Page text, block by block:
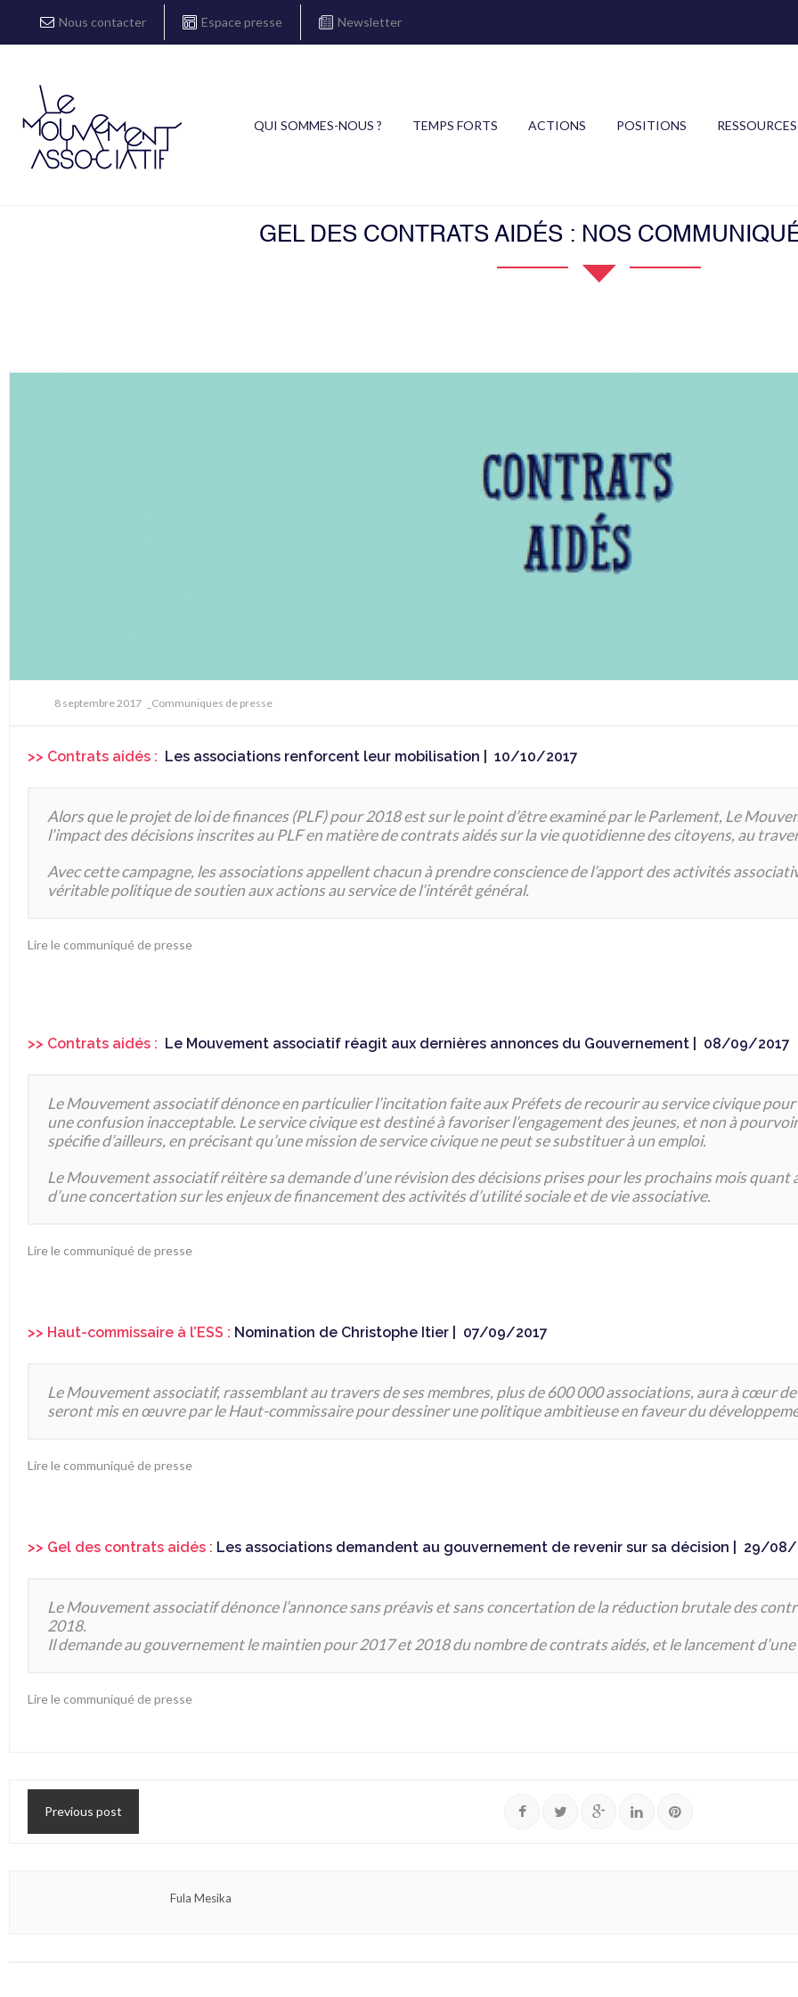
Nous contacter Espace presse Newsletter
QUI SOMMES-NOUS ? TEMPS FORTS ACTIONS POSITIONS RESSOURCES
GEL DES CONTRATS AIDÉS : NOS
8 septembre 2017 _Communiques de presse
>> Contrats aidés : Les associations renforcent leur mobilisation | 10/10/2017
Alors que le projet de loi de finances (PLF) pour 2018 est sur le point d’être examiné par le Parlement, Le
l’impact des décisions inscrites au PLF en matière de contrats aidés sur la vie quotidienne des citoyens, au
Avec cette campagne, les associations appellent chacun à prendre conscience de l’apport des activités
véritable politique de soutien aux actions au service de l’intérêt général.
Lire le communiqué de presse
>> Contrats aidés : Le Mouvement associatif réagit aux dernières annonces du Gouvernement | 08/09/2017
Le Mouvement associatif dénonce en particulier l’incitation faite aux Préfets de recourir au service civique
une confusion inacceptable. Le service civique est destiné à favoriser l’engagement des jeunes, et non à
spécifie d’ailleurs, en précisant qu’une mission de service civique ne peut se substituer à un emploi.
Le Mouvement associatif réitère sa demande d’une révision des décisions prises pour les prochains mois quant
d’une concertation sur les enjeux de financement des activités d’utilité sociale et de vie associative.
Lire le communiqué de presse
>> Haut-commissaire à l’ESS : Nomination de Christophe Itier | 07/09/2017
Le Mouvement associatif, rassemblant au travers de ses membres, plus de 600 000 associations, aura à cœur
seront mis en œuvre par le Haut-commissaire pour dessiner une politique ambitieuse en faveur du
Lire le communiqué de presse
>> Gel des contrats aidés : Les associations demandent au gouvernement de revenir sur sa décision | 29/08/
Le Mouvement associatif dénonce l’annonce sans préavis et sans concertation de la réduction brutale des
2018.
Il demande au gouvernement le maintien pour 2017 et 2018 du nombre de contrats aidés, et le lancement
Lire le communiqué de presse
Previous post
Fula Mesika